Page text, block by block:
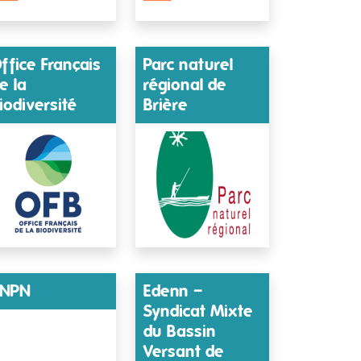
Français
la
Parc naturel
régional de
Brière
Edenn –
Syndicat Mixte
du Bassin
Versant de